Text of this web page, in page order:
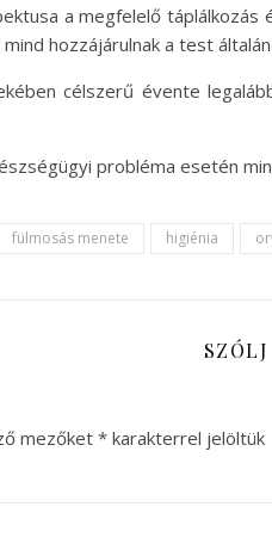
a megfelelő
hozzájárulnak a test
célszerű évente
probléma esetén
fülmosás menete higiénia
mezőket * karakterrel jelöltük